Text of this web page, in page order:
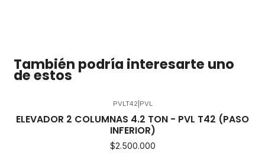
También podría interesarte uno
de estos
PVLT42 PVL
ELEVADOR 2 COLUMNAS 4.2 TON - PVL T42 (PASO
INFERIOR)
$2.500.000